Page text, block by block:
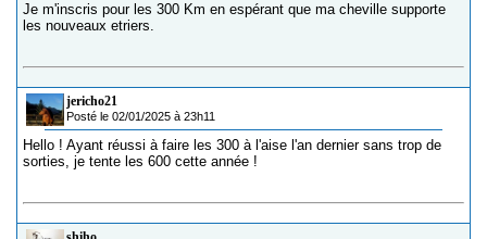
Je m'inscris pour les 300 Km en espérant que ma cheville supporte
les nouveaux etriers.
jericho21
Posté le 02/01/2025 à 23h11
Hello ! Ayant réussi à faire les 300 à l'aise l'an dernier sans trop de
sorties, je tente les 600 cette année !